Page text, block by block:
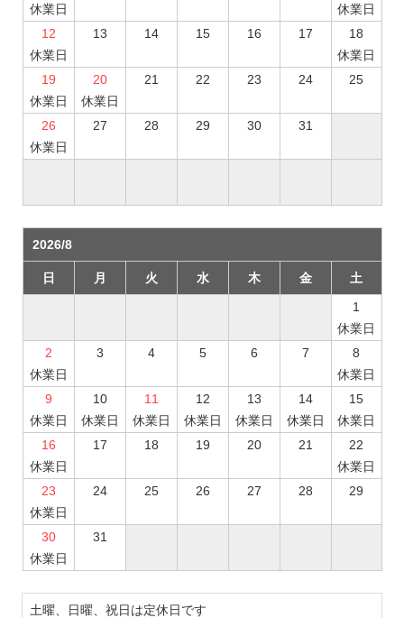
休業日
休業日
12
休業日
13 14 15 16 17
18
休業日
19
休業日
20
休業日
21 22 23 24 25
26
休業日
27 28 29 30 31
2026/8
日 月 火 水 木 金
土
1
休業日
2
休業日
3 4 5 6 7
8
休業日
9
休業日
10
休業日
11
休業日
12
休業日
13
休業日
14
休業日
15
休業日
16
休業日
17 18 19 20 21
22
休業日
23
休業日
24 25 26 27 28 29
30
休業日
31
土曜、日曜、祝日は定休日です